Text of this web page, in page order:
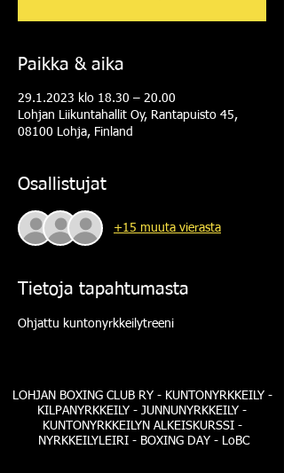
Paikka & aika
29.1.2023 klo 18.30 – 20.00
Lohjan Liikuntahallit Oy, Rantapuisto 45,
08100 Lohja, Finland
Osallistujat
+15 muuta vierasta
Tietoja tapahtumasta
Ohjattu kuntonyrkkeilytreeni
LOHJAN BOXING CLUB RY - KUNTONYRKKEILY -
KILPANYRKKEILY - JUNNUNYRKKEILY -
KUNTONYRKKEILYN ALKEISKURSSI -
NYRKKEILYLEIRI - BOXING DAY - LoBC